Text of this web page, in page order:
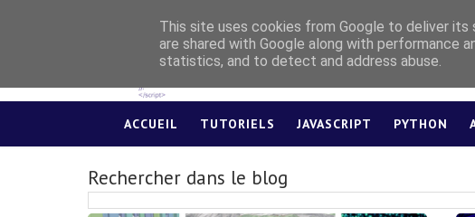
ACCUEIL TUTORIELS JAVASCRIPT PYTHON
Rechercher dans le blog
This site uses cookies from Google to deliver its
are shared with Google along with performance
statistics, and to detect and address abuse.